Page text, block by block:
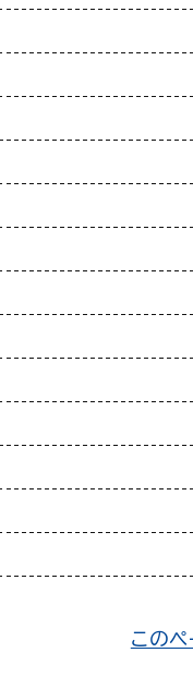
この